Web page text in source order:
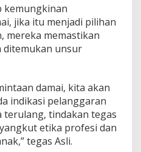
kemungkinan
jika itu menjadi pilihan
mereka memastikan
ditemukan unsur
damai, kita akan
indikasi pelanggaran
terulang, tindakan tegas
etika profesi dan
tegas Asli.